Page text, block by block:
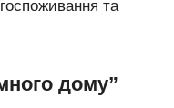
та
дому”